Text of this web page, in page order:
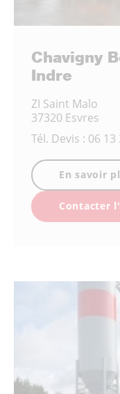
Chavigny
Indre
ZI Saint Malo
37320 Esvres
Tél. Devis : 06 13
En savoir
Contacter